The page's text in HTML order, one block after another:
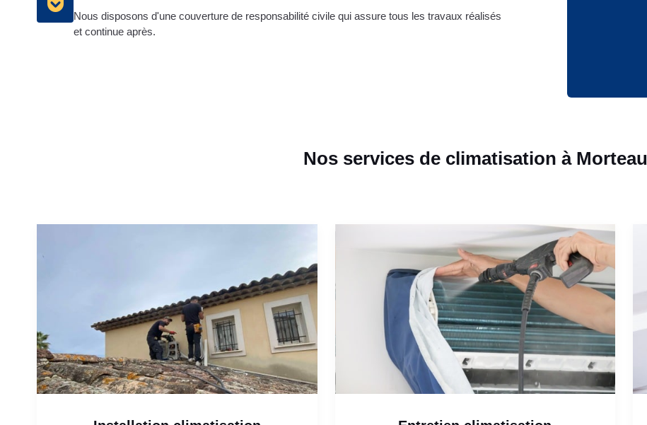
Nous disposons d'une couverture de responsabilité civile qui assure tous les travaux réalisés
et continue après.
Nos services de climatisation à Morteau